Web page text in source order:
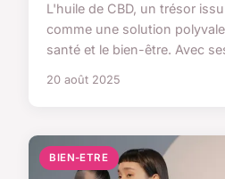
L'huile de CBD, un trésor
comme une solution
santé et le bien-être. Avec
20 août 2025
BIEN-ETRE